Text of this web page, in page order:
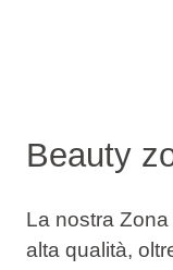
Beauty
La nostra
alta qualità,